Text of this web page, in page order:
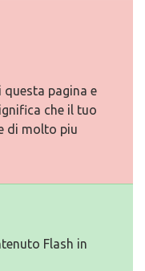
pagina e
che il tuo
di molto piu
Flash in